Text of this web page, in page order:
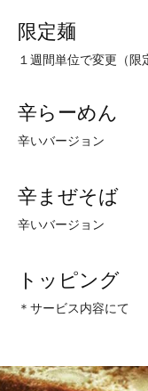
限定麺
１週間単位で変更（限
辛らーめん
辛いバージョン
辛まぜそば
辛いバージョン
トッピング
＊サービス内容にて